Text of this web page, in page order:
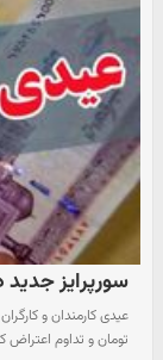
سورپرایز جدید
تومان و تداوم اعتراض